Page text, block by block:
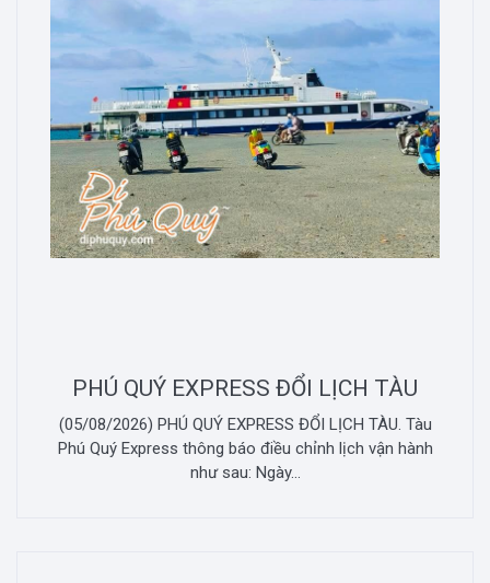
PHÚ QUÝ EXPRESS ĐỔI LỊCH TÀU
(05/08/2026) PHÚ QUÝ EXPRESS ĐỔI LỊCH TÀU. Tàu
Phú Quý Express thông báo điều chỉnh lịch vận hành
như sau: Ngày...